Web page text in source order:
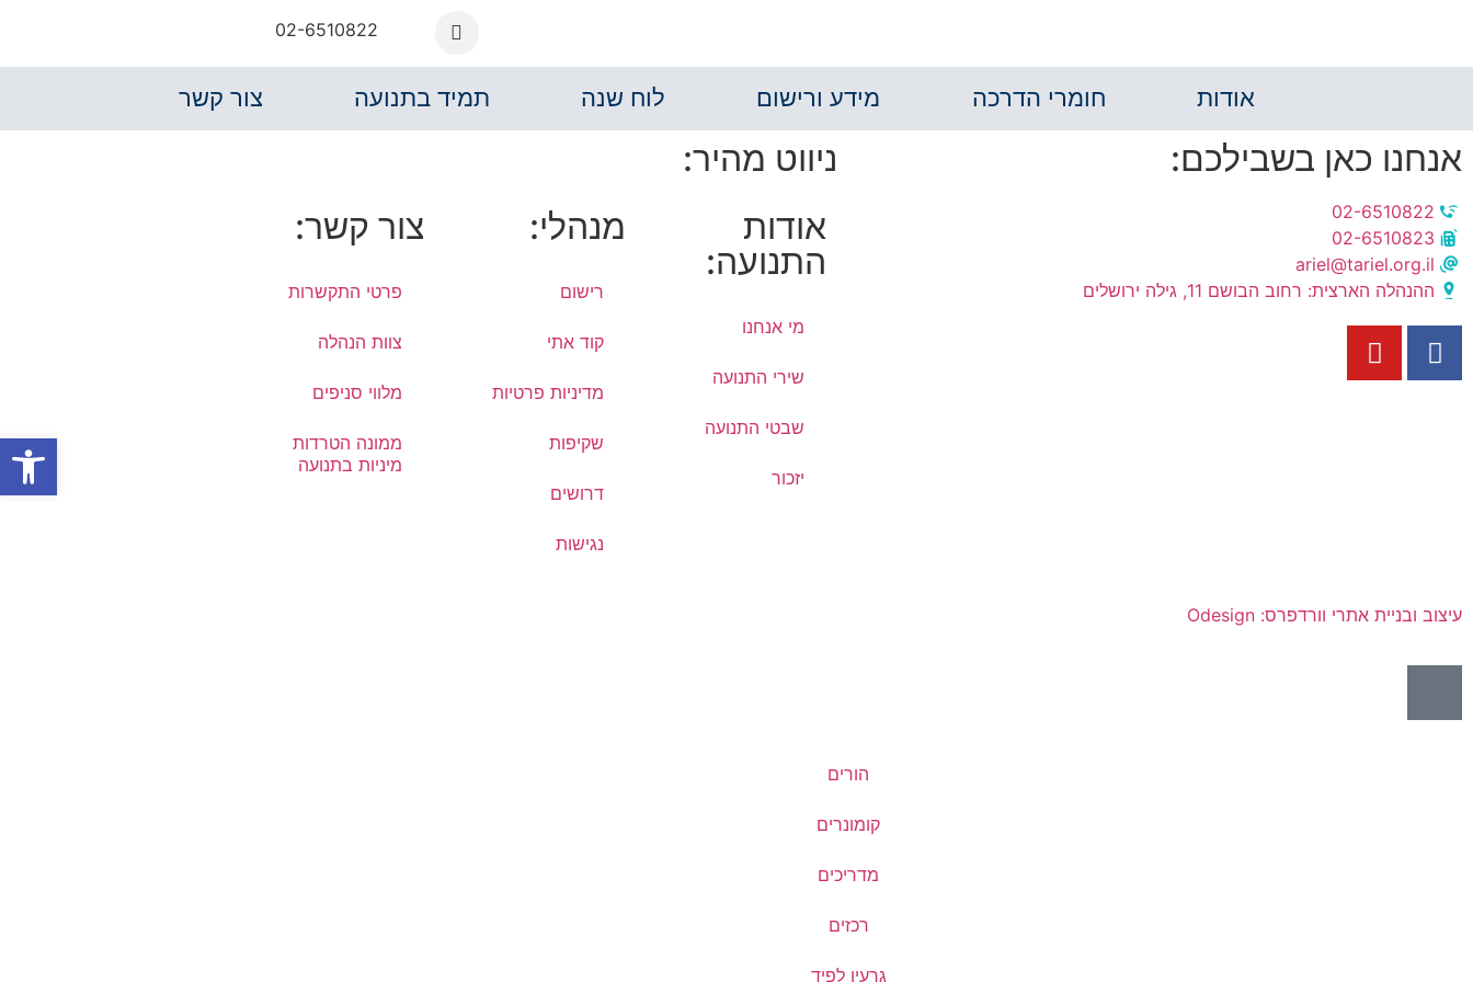
02-6510822
אודות חומרי הדרכה מידע ורישום לוח שנה תמיד בתנועה צור קשר
אנחנו כאן בשבילכם:
02-6510822
02-6510823
ariel@tariel.org.il
ההנהלה הארצית: רחוב הבושם 11, גילה ירושלים
ניווט מהיר:
אודות
התנועה:
מי אנחנו
שירי התנועה
שבטי התנועה
יזכור
מנהלי:
רישום
קוד אתי
מדיניות פרטיות
שקיפות
דרושים
נגישות
צור קשר:
פרטי התקשרות
צוות הנהלה
מלווי סניפים
ממונה הטרדות
מיניות בתנועה
עיצוב ובניית אתרי וורדפרס: Odesign
הורים
קומונרים
מדריכים
רכזים
גרעין לפיד
פתח